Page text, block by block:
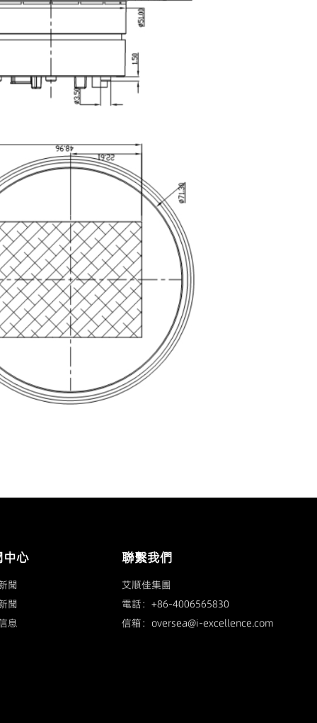
中心
聞
聞
息
聯繫我們
艾順佳集團
電話：+86-4006565830
信箱：oversea@i-excellence.com